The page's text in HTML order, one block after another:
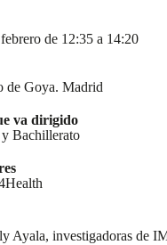
de 12:35 a 14:20
de Goya. Madrid
va dirigido
Bachillerato
Ayala, investigadoras de